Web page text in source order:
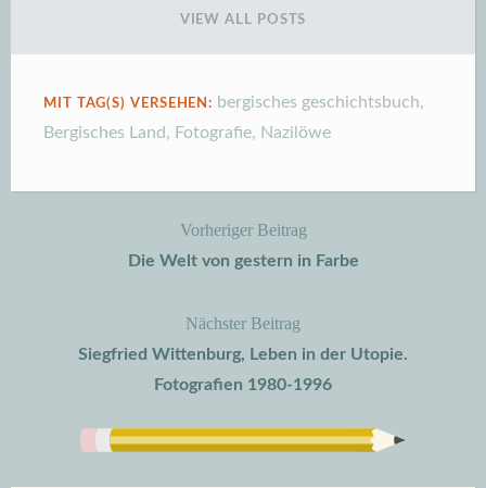
VIEW ALL POSTS
MIT TAG(S) VERSEHEN: bergisches geschichtsbuch,
Bergisches Land, Fotografie, Nazilöwe
BeitragsnavigationVorheriger Beitrag
Die Welt von gestern in Farbe
Nächster Beitrag
Siegfried Wittenburg, Leben in der Utopie.
Fotografien 1980-1996